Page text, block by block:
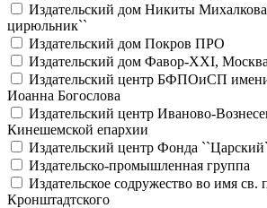
Издательский дом Никиты
цирюльник``
Издательский дом Покров ПРО
Издательский дом Фавор-XXI, Москва
Издательский центр БФПОиСП имени
Иоанна Богослова
Издательский центр Иваново-
Кинешемской епархии
Издательский центр Фонда
Издательско-промышленная группа
Издательское содружество во имя св.
Кронштадтского